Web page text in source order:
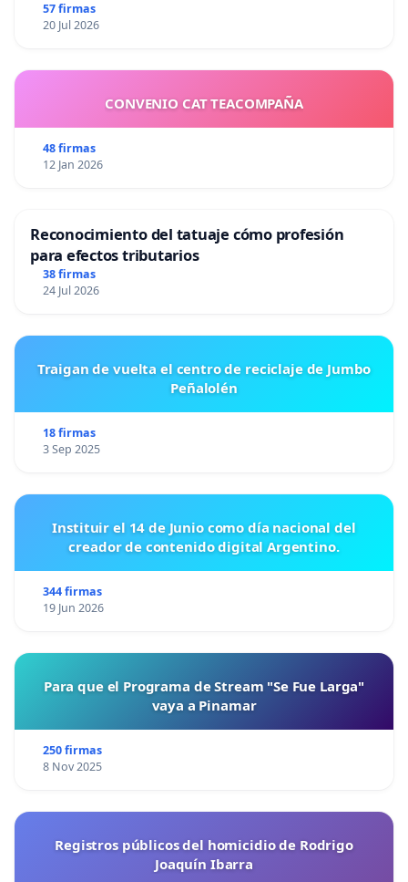
57 firmas
20 Jul 2026
CONVENIO CAT TEACOMPAÑA
48 firmas
12 Jan 2026
Reconocimiento del tatuaje cómo profesión
para efectos tributarios
38 firmas
24 Jul 2026
Traigan de vuelta el centro de reciclaje de Jumbo
Peñalolén
18 firmas
3 Sep 2025
Instituir el 14 de Junio como día nacional del
creador de contenido digital Argentino.
344 firmas
19 Jun 2026
Para que el Programa de Stream "Se Fue Larga"
vaya a Pinamar
250 firmas
8 Nov 2025
Registros públicos del homicidio de Rodrigo
Joaquín Ibarra